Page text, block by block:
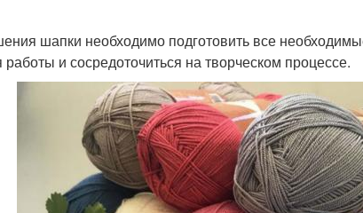
шапки необходимо подготовить все
и сосредоточиться на творческом процессе.